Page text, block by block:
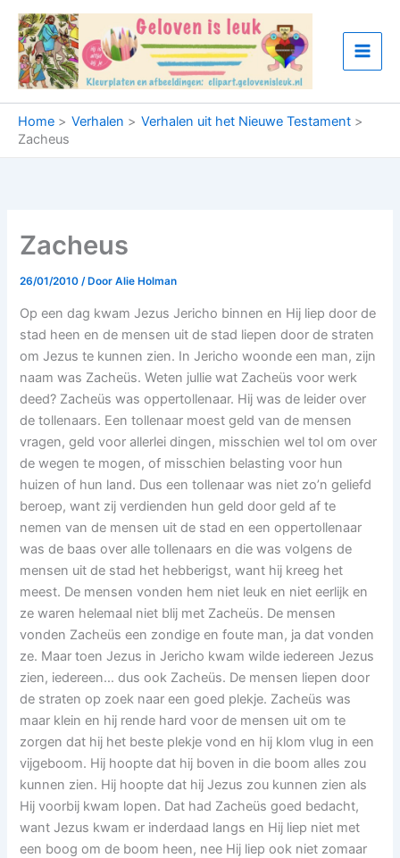
naar
inhoud
Home Verhalen
Verhalen uit het Nieuwe Testament
Zacheus
Zacheus
26/01/2010/ DoorAlie Holman
Op een dag kwam Jezus Jericho binnen en Hij liep door de
stad heen en de mensen uit de stad liepen door de straten
om Jezus te kunnen zien. In Jericho woonde een man, zijn
naam was Zacheüs. Weten jullie wat Zacheüs voor werk
deed? Zacheüs was oppertollenaar. Hij was de leider over
de tollenaars. Een tollenaar moest geld van de mensen
vragen, geld voor allerlei dingen, misschien wel tol om over
de wegen te mogen, of misschien belasting voor hun
huizen of hun land. Dus een tollenaar was niet zo’n geliefd
beroep, want zij verdienden hun geld door geld af te
nemen van de mensen uit de stad en een oppertollenaar
was de baas over alle tollenaars en die was volgens de
mensen uit de stad het hebberigst, want hij kreeg het
meest. De mensen vonden hem niet leuk en niet eerlijk en
ze waren helemaal niet blij met Zacheüs. De mensen
vonden Zacheüs een zondige en foute man, ja dat vonden
ze. Maar toen Jezus in Jericho kwam wilde iedereen Jezus
zien, iedereen… dus ook Zacheüs. De mensen liepen door
de straten op zoek naar een goed plekje. Zacheüs was
maar klein en hij rende hard voor de mensen uit om te
zorgen dat hij het beste plekje vond en hij klom vlug in een
vijgeboom. Hij hoopte dat hij boven in die boom alles zou
kunnen zien. Hij hoopte dat hij Jezus zou kunnen zien als
Hij voorbij kwam lopen. Dat had Zacheüs goed bedacht,
want Jezus kwam er inderdaad langs en Hij liep niet met
een boog om de boom heen, nee Hij liep ook niet zomaar